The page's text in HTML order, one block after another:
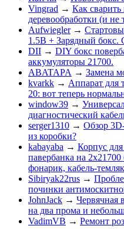
Vingrad → Как
деревообработки (и не
Aufwiegler →
1.5В + Зарядный бокс.
DII → DIY бокс
аккумуляторы 21700.
ABATAPA → Замена
kvarkk → Аппарат для
20: вот теперь
window39 →
диагностический
serger1310 → Обзор
из коробки?
kabayaba → Корпус
павербанка на
фонарик, кабель-
Sibiryak22rus →
починки
JohnJack → Червячная
на два прома и
VadimVB → Ремонт